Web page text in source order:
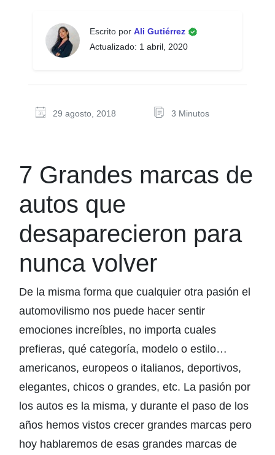
Escrito por Ali Gutiérrez
Actualizado: 1 abril, 2020
29 agosto, 2018 3 Minutos
7 Grandes marcas de
autos que
desaparecieron para
nunca volver
De la misma forma que cualquier otra pasión el
automovilismo nos puede hacer sentir
emociones increíbles, no importa cuales
prefieras, qué categoría, modelo o estilo…
americanos, europeos o italianos, deportivos,
elegantes, chicos o grandes, etc. La pasión por
los autos es la misma, y durante el paso de los
años hemos vistos crecer grandes marcas pero
hoy hablaremos de esas grandes marcas de